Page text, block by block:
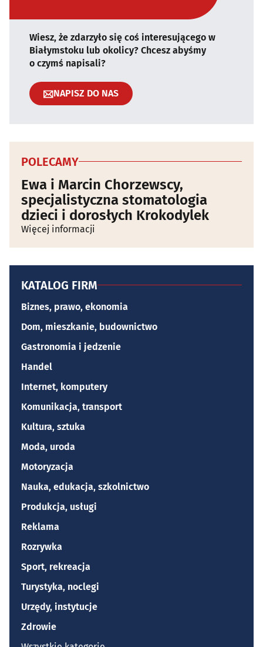
Wiesz, że zdarzyło się coś interesującego w
Białymstoku lub okolicy? Chcesz abyśmy
o czymś napisali?
NAPISZ DO NAS
POLECAMY
Ewa i Marcin Chorzewscy,
specjalistyczna stomatologia
dzieci i dorosłych Krokodylek
Więcej informacji
KATALOG FIRM
Biznes, prawo, ekonomia
Dom, mieszkanie, budownictwo
Gastronomia i jedzenie
Handel
Internet, komputery
Komunikacja, transport
Kultura, sztuka
Moda, uroda
Motoryzacja
Nauka, edukacja, szkolnictwo
Produkcja, usługi
Reklama
Rozrywka
Sport, rekreacja
Turystyka, noclegi
Urzędy, instytucje
Zdrowie